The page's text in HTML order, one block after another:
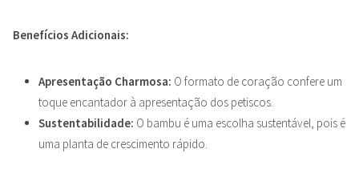
Benefícios Adicionais:
Apresentação Charmosa: O formato de coração confere um
toque encantador à apresentação dos petiscos.
Sustentabilidade: O bambu é uma escolha sustentável, pois é
uma planta de crescimento rápido.